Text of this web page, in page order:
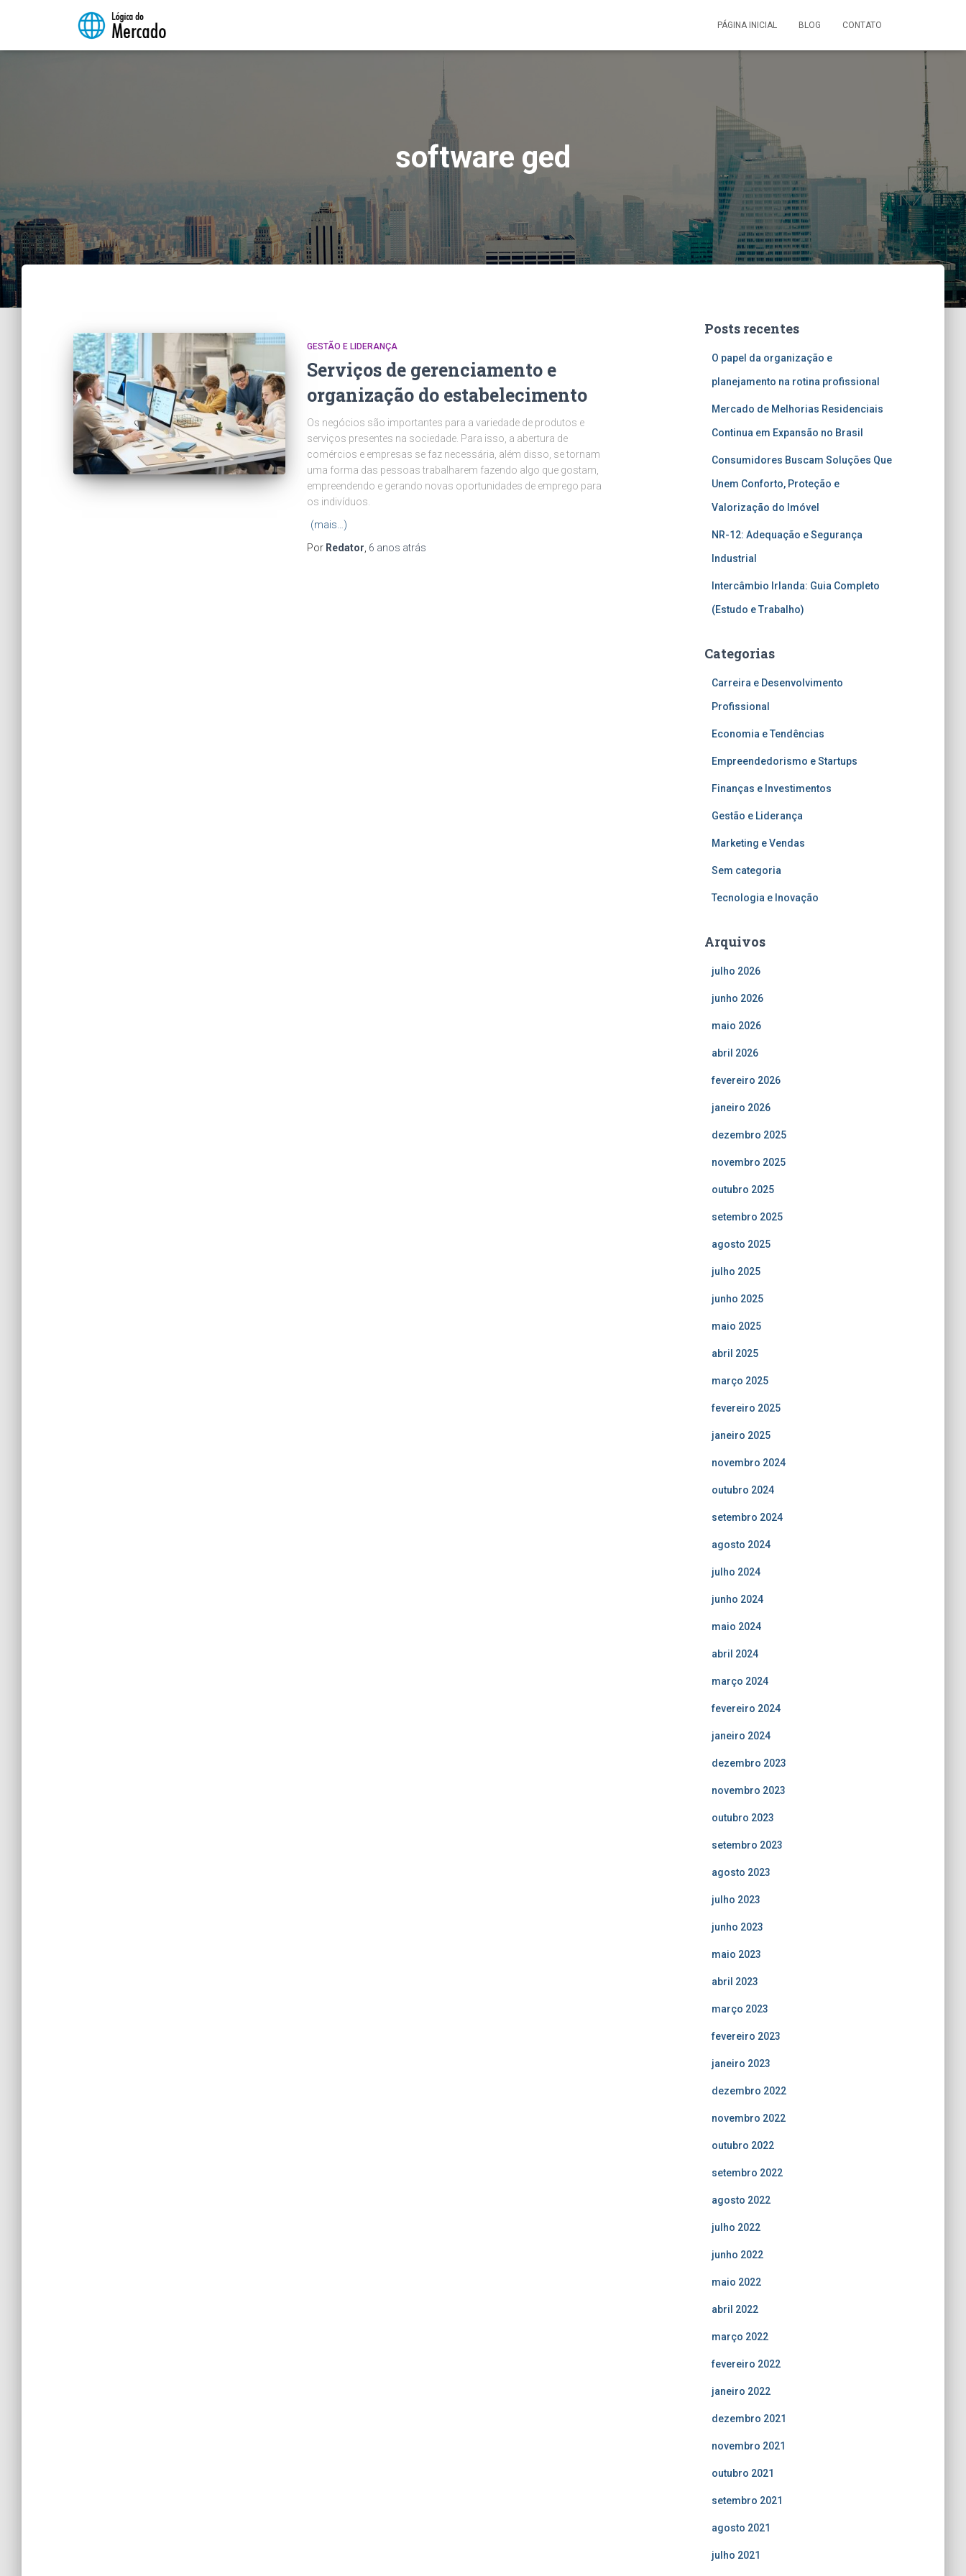
PÁGINA INICIAL BLOG CONTATO
software ged
GESTÃO E LIDERANÇA
Serviços de gerenciamento e
organização do estabelecimento
Os negócios são importantes para a variedade de produtos e
serviços presentes na sociedade. Para isso, a abertura de
comércios e empresas se faz necessária, além disso, se tornam
uma forma das pessoas trabalharem fazendo algo que gostam,
empreendendo e gerando novas oportunidades de emprego para
os indivíduos.
(mais…)
Por Redator 6 anos atrás
Posts recentes
O papel da organização e
planejamento na rotina profissional
Mercado de Melhorias Residenciais
Continua em Expansão no Brasil
Consumidores Buscam Soluções Que
Unem Conforto, Proteção e
Valorização do Imóvel
NR-12: Adequação e Segurança
Industrial
Intercâmbio Irlanda: Guia Completo
(Estudo e Trabalho)
Categorias
Carreira e Desenvolvimento
Profissional
Economia e Tendências
Empreendedorismo e Startups
Finanças e Investimentos
Gestão e Liderança
Marketing e Vendas
Sem categoria
Tecnologia e Inovação
Arquivos
julho 2026
junho 2026
maio 2026
abril 2026
fevereiro 2026
janeiro 2026
dezembro 2025
novembro 2025
outubro 2025
setembro 2025
agosto 2025
julho 2025
junho 2025
maio 2025
abril 2025
março 2025
fevereiro 2025
janeiro 2025
novembro 2024
outubro 2024
setembro 2024
agosto 2024
julho 2024
junho 2024
maio 2024
abril 2024
março 2024
fevereiro 2024
janeiro 2024
dezembro 2023
novembro 2023
outubro 2023
setembro 2023
agosto 2023
julho 2023
junho 2023
maio 2023
abril 2023
março 2023
fevereiro 2023
janeiro 2023
dezembro 2022
novembro 2022
outubro 2022
setembro 2022
agosto 2022
julho 2022
junho 2022
maio 2022
abril 2022
março 2022
fevereiro 2022
janeiro 2022
dezembro 2021
novembro 2021
outubro 2021
setembro 2021
agosto 2021
julho 2021